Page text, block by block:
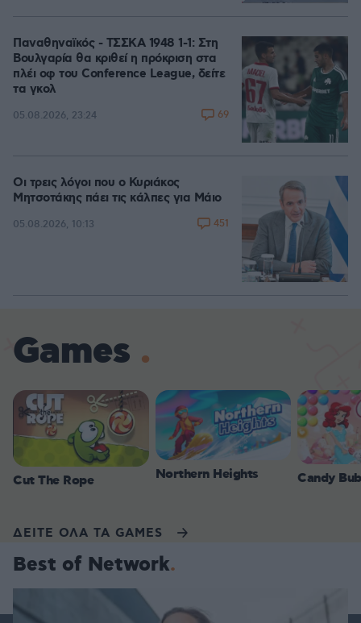
Παναθηναϊκός - ΤΣΣΚΑ 1948 1-1: Στη
Βουλγαρία θα κριθεί η πρόκριση στα
πλέι οφ του Conference League, δείτε
τα γκολ
05.08.2026, 23:24 69
Οι τρεις λόγοι που ο Κυριάκος
Μητσοτάκης πάει τις κάλπες για Μάιο
05.08.2026, 10:13 451
Games
Cut The Rope Northern Heights Candy
ΔΕΙΤΕ ΟΛΑ ΤΑ GAMES
Best of Network